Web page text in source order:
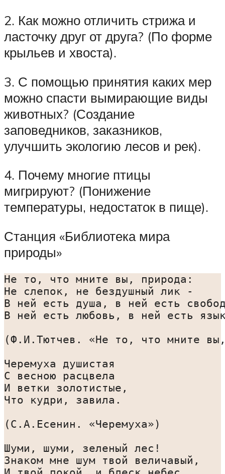
2. Как можно отличить стрижа и
ласточку друг от друга? (По форме
крыльев и хвоста).
3. С помощью принятия каких мер
можно спасти вымирающие виды
животных? (Создание
заповедников, заказников,
улучшить экологию лесов и рек).
4. Почему многие птицы
мигрируют? (Понижение
температуры, недостаток в пище).
Станция «Библиотека мира
природы»
Не то, что мните вы, природа:
Не слепок, не бездушный лик -
В ней есть душа, в ней есть
В ней есть любовь, в ней есть
(Ф.И.Тютчев. «Не то, что мните
Черемуха душистая
С весною расцвела
И ветки золотистые,
Что кудри, завила.
(С.А.Есенин. «Черемуха»)
Шуми, шуми, зеленый лес!
Знаком мне шум твой величавый,